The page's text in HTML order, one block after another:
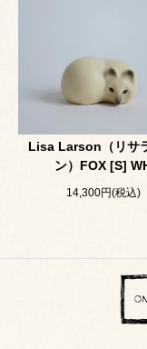
Lisa Larson（リサ
ン）FOX [S]
14,300円(税込)